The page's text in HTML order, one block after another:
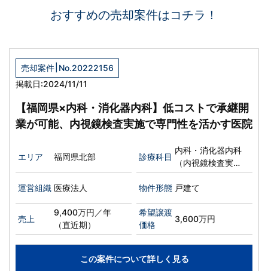
おすすめの売却案件はコチラ！
売却案件 No.20222156
掲載日:2024/11/11
【福岡県×内科・消化器内科】低コストで承継開
業が可能、内視鏡検査実施で専門性を活かす医院
エリア 福岡県北部 診療科目
内科・消化器内科
（内視鏡検査実施
可能）
運営組織 医療法人 物件形態 戸建て
売上
9,400万円／年
（直近期）
希望譲渡
価格
3,600万円
この案件について詳しく見る